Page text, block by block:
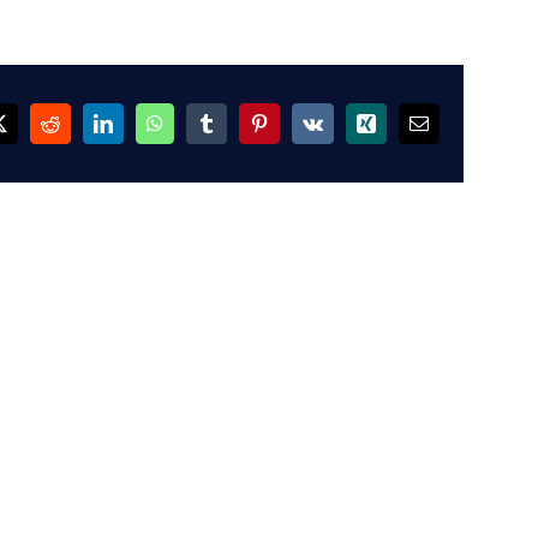
RedditLinkedInWhatsAppTumblrPinterest
Vk Xing Email